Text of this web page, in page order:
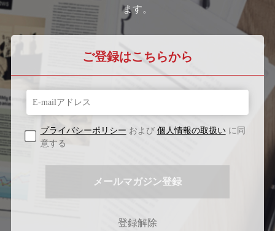
ます。
ご登録はこちらから
プライバシーポリシー および 個人情報の取扱いに同
意する
登録解除